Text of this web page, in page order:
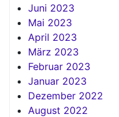
Juni 2023
Mai 2023
April 2023
März 2023
Februar 2023
Januar 2023
Dezember 2022
August 2022